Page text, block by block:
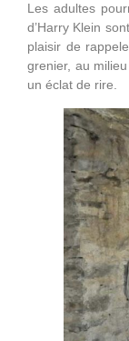
Les adultes
d’Harry Klein
plaisir de
grenier, au
un éclat de rire.